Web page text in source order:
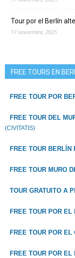
Tour por el Berlín
17 noviembre, 2025
FREE TOURS EN
FREE TOUR POR
FREE TOUR DEL
(CIVITATIS)
FREE TOUR BERLÍN
FREE TOUR MURO
TOUR GRATUITO A
FREE TOUR POR
FREE TOUR POR EL
FREE TOUR POR EL